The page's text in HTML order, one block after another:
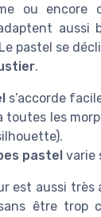
ou encore
aussi
pastel se
.
s’accorde
toutes les
pastel varie
est aussi très
être trop